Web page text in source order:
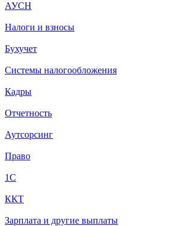
АУСН
Налоги и взносы
Бухучет
Системы налогообложения
Кадры
Отчетность
Аутсорсинг
Право
1С
ККТ
Зарплата и другие выплаты